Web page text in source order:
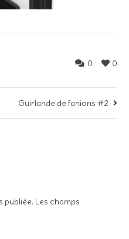
0
0
Guirlande de fanions #2
publiée. Les champs